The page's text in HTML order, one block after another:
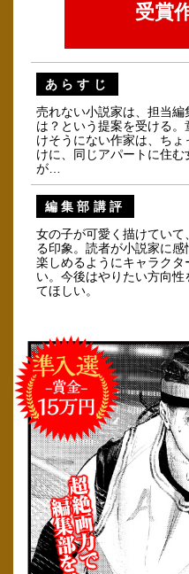
受賞
あらすじ
売れない小説家は、担当
は？という提案を受ける
けそうにない作家は、ち
けに、同じアパートに住
が…
編集部講評
女の子が可愛く描けてい
る印象。読者が小説家に
楽しめるようにキャラク
い。今後はやりたい方向
てほしい。